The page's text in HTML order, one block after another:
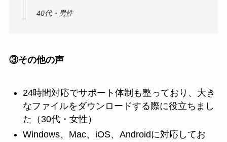
40代・男性
③その他の声
24時間対応でサポート体制も整っており、大き
なファイルをダウンロードする際に役立ちまし
た（30代・女性）
Windows、Mac、iOS、Androidに対応してお